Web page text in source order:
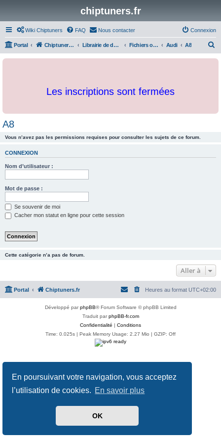
En poursuivant votre navigation, vous acceptez
l’utilisation de cookies. En savoir plus
OK
chiptuners.fr
Wiki Chiptuners FAQ Nous contacter Connexion
Portal Chiptuners.fr Librairie de documents et originaux Fichiers originaux Audi A8
c
Les inscriptions sont fermées
A8
Vous n’avez pas les permissions requises pour consulter les sujets de ce forum.
CONNEXION
Nom d’utilisateur :
Mot de passe :
Se souvenir de moi
Cacher mon statut en ligne pour cette session
Cette catégorie n’a pas de forum.
Aller à
Portal Chiptuners.fr Heures au format UTC+02:00
Développé parphpBB® Forum Software © phpBB Limited
Traduit parphpBB-fr.com
Confidentialité | Conditions
Time: 0.025s | Peak Memory Usage: 2.27 Mio | GZIP: Off